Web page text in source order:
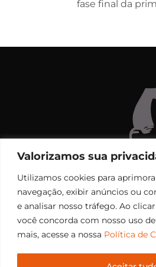
Valorizamos sua
Utilizamos cookies para
navegação, exibir anúncios ou
e analisar nosso tráfego. Ao
você concorda com nosso uso
mais, acesse a nossa Política de
fase final da